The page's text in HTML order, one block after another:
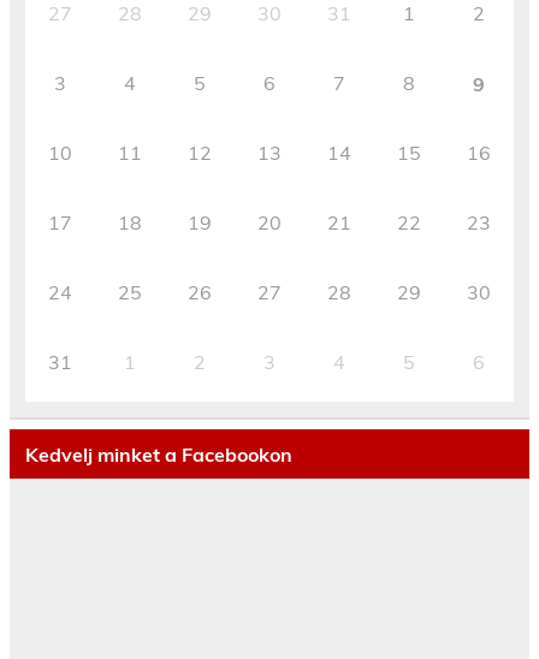
27 28 29 30 31 1 2
3 4 5 6 7 8 9
10 11 12 13 14 15 16
17 18 19 20 21 22 23
24 25 26 27 28 29 30
31 1 2 3 4 5 6
Kedvelj minket a Facebookon